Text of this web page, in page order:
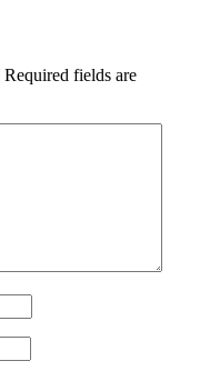
Required fields are